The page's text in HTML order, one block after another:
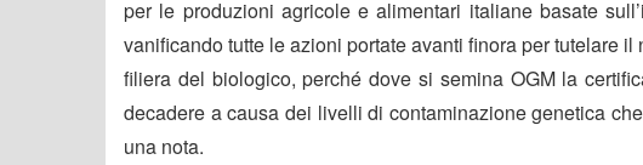
per le produzioni agricole e alimentari italiane basate
vanificando tutte le azioni portate avanti finora per tutelare
filiera del biologico, perché dove si semina OGM la
decadere a causa dei livelli di contaminazione genetica
una nota.